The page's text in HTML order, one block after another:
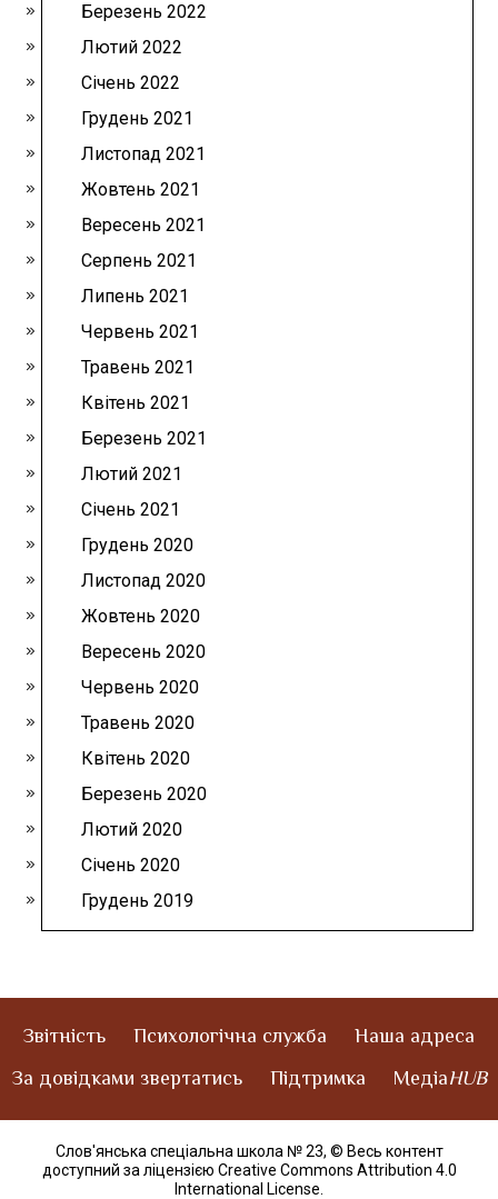
Березень 2022
Лютий 2022
Січень 2022
Грудень 2021
Листопад 2021
Жовтень 2021
Вересень 2021
Серпень 2021
Липень 2021
Червень 2021
Травень 2021
Квітень 2021
Березень 2021
Лютий 2021
Січень 2021
Грудень 2020
Листопад 2020
Жовтень 2020
Вересень 2020
Червень 2020
Травень 2020
Квітень 2020
Березень 2020
Лютий 2020
Січень 2020
Грудень 2019
Звітність Психологічна служба
Наша адреса
За довідками звертатись
Підтримка МедіаHUB
Слов'янська спеціальна школа № 23, © Весь контент
доступний за ліцензією Creative Commons Attribution 4.0
International License